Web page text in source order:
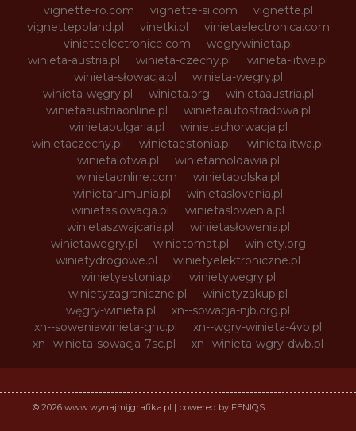
vignette-ro.com
vignette-si.com
vignette.pl
vignettepoland.pl
vinetki.pl
vinietaelectronica.com
vinieteelectronice.com
wegrywinieta.pl
winieta-austria.pl
winieta-czechy.pl
winieta-litwa.pl
winieta-słowacja.pl
winieta-wegry.pl
winieta-węgry.pl
winieta.org
winietaaustria.pl
winietaaustriaonline.pl
winietaautostradowa.pl
winietabulgaria.pl
winietachorwacja.pl
winietaczechy.pl
winietaestonia.pl
winietalitwa.pl
winietalotwa.pl
winietamoldawia.pl
winietaonline.com
winietapolska.pl
winietarumunia.pl
winietaslovenia.pl
winietaslowacja.pl
winietaslowenia.pl
winietaszwajcaria.pl
winietasłowenia.pl
winietawegry.pl
winietomat.pl
winiety.org
winietydrogowe.pl
winietyelektroniczne.pl
winietyestonia.pl
winietywegry.pl
winietyzagraniczne.pl
winietyzakup.pl
węgry-winieta.pl
xn--sowacja-njb.org.pl
xn--soweniawinieta-gnc.pl
xn--wgry-winieta-4vb.pl
xn--winieta-sowacja-7sc.pl
xn--winieta-wgry-dwb.pl
© 2026 www.wynajmijgrafika.pl | powered by FENIQS